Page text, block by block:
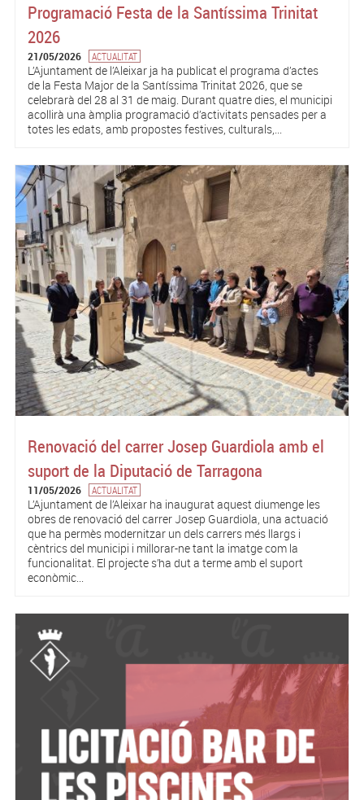
Programació Festa de la Santíssima Trinitat
2026
21/05/2026 ACTUALITAT
L’Ajuntament de l’Aleixar ja ha publicat el programa d’actes
de la Festa Major de la Santíssima Trinitat 2026, que se
celebrarà del 28 al 31 de maig. Durant quatre dies, el municipi
acollirà una àmplia programació d’activitats pensades per a
totes les edats, amb propostes festives, culturals,...
Renovació del carrer Josep Guardiola amb el
suport de la Diputació de Tarragona
11/05/2026 ACTUALITAT
L’Ajuntament de l’Aleixar ha inaugurat aquest diumenge les
obres de renovació del carrer Josep Guardiola, una actuació
que ha permès modernitzar un dels carrers més llargs i
cèntrics del municipi i millorar-ne tant la imatge com la
funcionalitat. El projecte s’ha dut a terme amb el suport
econòmic...